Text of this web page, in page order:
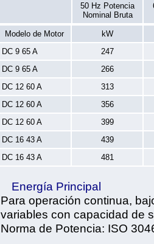
50 Hz Potencia
Nominal Bruta
Modelo de Motor
kW
DC 9 65 A
247
DC 9 65 A
266
DC 12 60 A
313
DC 12 60 A
356
DC 12 60 A
399
DC 16 43 A
439
DC 16 43 A
481
Energía Principal
Para operación continua,
variables con capacidad de
Norma de Potencia: ISO